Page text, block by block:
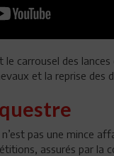
carrousel des
et la reprise des
pas une mince
assurés par la